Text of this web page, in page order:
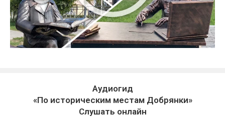
Аудиогид
«По историческим местам Добрянки»
Слушать онлайн